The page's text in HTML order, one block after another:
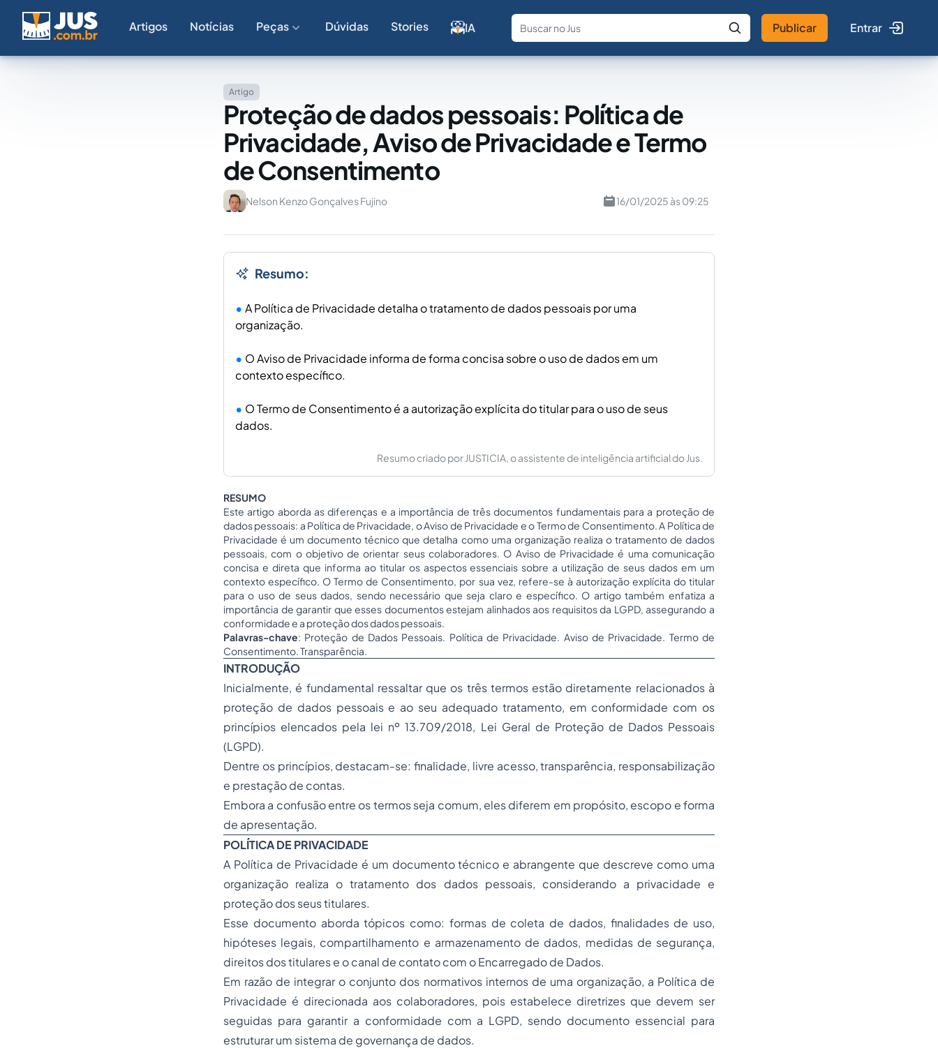
Artigos Notícias Peças Dúvidas Stories IA
Fale com a IA Buscar no Jus
Publicar Entrar
Artigo
Proteção de dados pessoais: Política de
Privacidade, Aviso de Privacidade e Termo
de Consentimento
Nelson Kenzo Gonçalves Fujino 16/01/2025 às 09:25
Resumo:
A Política de Privacidade detalha o tratamento de dados pessoais por uma
organização.
O Aviso de Privacidade informa de forma concisa sobre o uso de dados em um
contexto específico.
O Termo de Consentimento é a autorização explícita do titular para o uso de seus
dados.
Resumo criado por JUSTICIA, o assistente de inteligência artificial do Jus.
RESUMO
Este artigo aborda as diferenças e a importância de três documentos fundamentais para a proteção de
dados pessoais: a Política de Privacidade, o Aviso de Privacidade e o Termo de Consentimento. A Política de
Privacidade é um documento técnico que detalha como uma organização realiza o tratamento de dados
pessoais, com o objetivo de orientar seus colaboradores. O Aviso de Privacidade é uma comunicação
concisa e direta que informa ao titular os aspectos essenciais sobre a utilização de seus dados em um
contexto específico. O Termo de Consentimento, por sua vez, refere-se à autorização explícita do titular
para o uso de seus dados, sendo necessário que seja claro e específico. O artigo também enfatiza a
importância de garantir que esses documentos estejam alinhados aos requisitos da LGPD, assegurando a
conformidade e a proteção dos dados pessoais.
Palavras-chave: Proteção de Dados Pessoais. Política de Privacidade. Aviso de Privacidade. Termo de
Consentimento. Transparência.
INTRODUÇÃO
Inicialmente, é fundamental ressaltar que os três termos estão diretamente relacionados à
proteção de dados pessoais e ao seu adequado tratamento, em conformidade com os
princípios elencados pela lei nº 13.709/2018, Lei Geral de Proteção de Dados Pessoais
(LGPD).
Dentre os princípios, destacam-se: finalidade, livre acesso, transparência, responsabilização
e prestação de contas.
Embora a confusão entre os termos seja comum, eles diferem em propósito, escopo e forma
de apresentação.
POLÍTICA DE PRIVACIDADE
A Política de Privacidade é um documento técnico e abrangente que descreve como uma
organização realiza o tratamento dos dados pessoais, considerando a privacidade e
proteção dos seus titulares.
Esse documento aborda tópicos como: formas de coleta de dados, finalidades de uso,
hipóteses legais, compartilhamento e armazenamento de dados, medidas de segurança,
direitos dos titulares e o canal de contato com o Encarregado de Dados.
Em razão de integrar o conjunto dos normativos internos de uma organização, a Política de
Privacidade é direcionada aos colaboradores, pois estabelece diretrizes que devem ser
seguidas para garantir a conformidade com a LGPD, sendo documento essencial para
estruturar um sistema de governança de dados.